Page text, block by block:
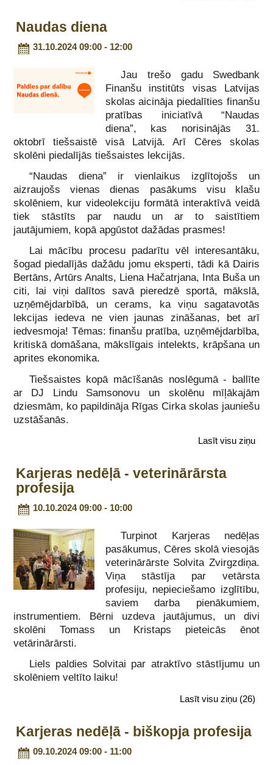
Naudas diena
31.10.2024 09:00 - 12:00
Jau trešo gadu Swedbank
Finanšu institūts visas Latvijas
skolas aicināja piedalīties finanšu
pratības iniciatīvā “Naudas
diena”, kas norisinājās 31.
oktobrī tiešsaistē visā Latvijā. Arī Cēres skolas
skolēni piedalījās tiešsaistes lekcijās.
“Naudas diena” ir vienlaikus izglītojošs un
aizraujošs vienas dienas pasākums visu klašu
skolēniem, kur videolekciju formātā interaktīvā veidā
tiek stāstīts par naudu un ar to saistītiem
jautājumiem, kopā apgūstot dažādas prasmes!
Lai mācību procesu padarītu vēl interesantāku,
šogad piedalījās dažādu jomu eksperti, tādi kā Dairis
Bertāns, Artūrs Analts, Liena Hačatrjana, Inta Buša un
citi, lai viņi dalītos savā pieredzē sportā, mākslā,
uzņēmējdarbībā, un cerams, ka viņu sagatavotās
lekcijas iedeva ne vien jaunas zināšanas, bet arī
iedvesmoja! Tēmas: finanšu pratība, uzņēmējdarbība,
kritiskā domāšana, mākslīgais intelekts, krāpšana un
aprites ekonomika.
Tiešsaistes kopā mācīšanās noslēgumā - ballīte
ar DJ Lindu Samsonovu un skolēnu mīļākajām
dziesmām, ko papildināja Rīgas Cirka skolas jauniešu
uzstāšanās.
Lasīt visu ziņu
Karjeras nedēļā - veterinārārsta
profesija
10.10.2024 09:00 - 10:00
Turpinot Karjeras nedēļas
pasākumus, Cēres skolā viesojās
veterinārārste Solvita Zvirgzdiņa.
Viņa stāstīja par vetārsta
profesiju, nepieciešamo izglītību,
saviem darba pienākumiem,
instrumentiem. Bērni uzdeva jautājumus, un divi
skolēni Tomass un Kristaps pieteicās ēnot
vetārinārārsti.
Liels paldies Solvitai par atraktīvo stāstījumu un
skolēniem veltīto laiku!
Lasīt visu ziņu (26)
Karjeras nedēļā - biškopja profesija
09.10.2024 09:00 - 11:00